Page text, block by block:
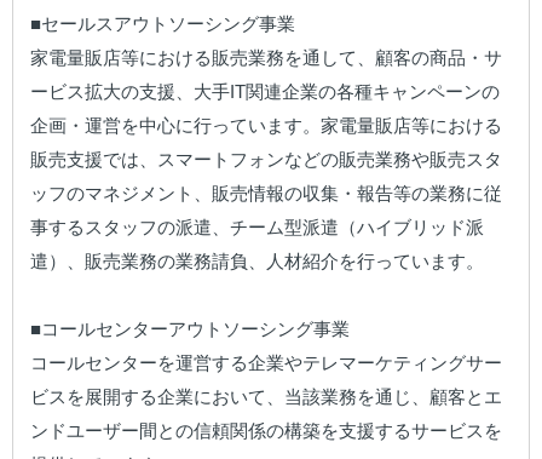
■セールスアウトソーシング事業
家電量販店等における販売業務を通して、顧客の商品・サ
ービス拡大の支援、大手IT関連企業の各種キャンペーンの
企画・運営を中心に行っています。家電量販店等における
販売支援では、スマートフォンなどの販売業務や販売スタ
ッフのマネジメント、販売情報の収集・報告等の業務に従
事するスタッフの派遣、チーム型派遣（ハイブリッド派
遣）、販売業務の業務請負、人材紹介を行っています。
■コールセンターアウトソーシング事業
コールセンターを運営する企業やテレマーケティングサー
ビスを展開する企業において、当該業務を通じ、顧客とエ
ンドユーザー間との信頼関係の構築を支援するサービスを